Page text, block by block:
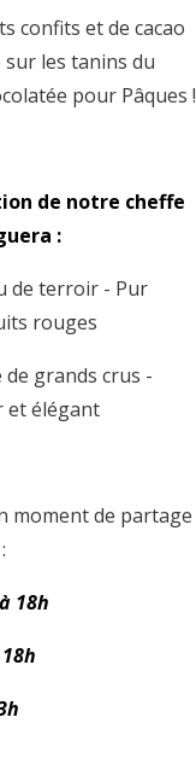
confits et de cacao
les tanins du
pour Pâques !
de notre cheffe
:
de terroir - Pur
rouges
grands crus -
et élégant
moment de partage
18h